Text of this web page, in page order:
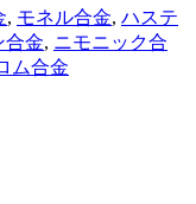
, モネル合金, ハステ
合金, ニモニック合
ム合金